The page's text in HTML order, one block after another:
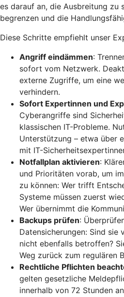
es darauf an, die Ausbreitung zu
begrenzen und die
Diese Schritte empfiehlt unser
Angriff eindämmen:
sofort vom Netzwerk.
externe Zugriffe, um eine
verhindern.
Sofort Expertinnen und
Cyberangriffe sind
klassischen IT-Probleme.
Unterstützung – etwa über
mit IT-
Notfallplan aktivieren:
und Prioritäten vorab, um
zu können: Wer trifft
Systeme müssen zuerst
Wer übernimmt die
Backups prüfen:
Datensicherungen: Sind sie
nicht ebenfalls betroffen?
Weg zurück zum regulären
Rechtliche Pflichten
gelten gesetzliche
innerhalb von 72 Stunden